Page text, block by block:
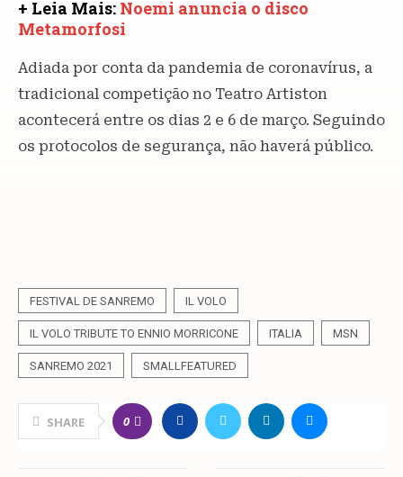
+ Leia Mais: Noemi anuncia o disco
Metamorfosi
Adiada por conta da pandemia de coronavírus, a
tradicional competição no Teatro Artiston
acontecerá entre os dias 2 e 6 de março. Seguindo
os protocolos de segurança, não haverá público.
FESTIVAL DE SANREMO IL VOLO
IL VOLO TRIBUTE TO ENNIO MORRICONE ITALIA MSN
SANREMO 2021 SMALLFEATURED
SHARE 0